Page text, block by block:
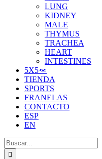
LUNG
KIDNEY
MALE
THYMUS
TRACHEA
HEART
INTESTINES
5X5🥕
TIENDA
SPORTS
FRANELAS
CONTACTO
ESP
EN
Buscar: